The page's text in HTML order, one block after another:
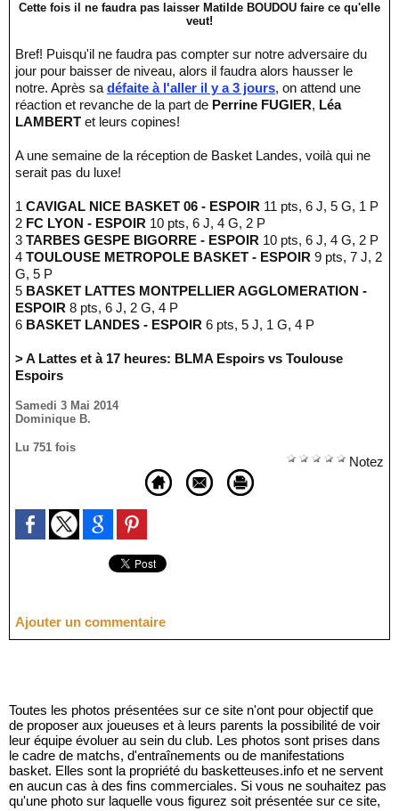
Cette fois il ne faudra pas laisser Matilde BOUDOU faire ce qu'elle
veut!
Bref! Puisqu'il ne faudra pas compter sur notre adversaire du
jour pour baisser de niveau, alors il faudra alors hausser le
notre. Après sa défaite à l'aller il y a 3 jours, on attend une
réaction et revanche de la part de Perrine FUGIER, Léa
LAMBERT et leurs copines!
A une semaine de la réception de Basket Landes, voilà qui ne
serait pas du luxe!
1 CAVIGAL NICE BASKET 06 - ESPOIR 11 pts, 6 J, 5 G, 1 P
2 FC LYON - ESPOIR 10 pts, 6 J, 4 G, 2 P
3 TARBES GESPE BIGORRE - ESPOIR 10 pts, 6 J, 4 G, 2 P
4 TOULOUSE METROPOLE BASKET - ESPOIR 9 pts, 7 J, 2
G, 5 P
5 BASKET LATTES MONTPELLIER AGGLOMERATION -
ESPOIR 8 pts, 6 J, 2 G, 4 P
6 BASKET LANDES - ESPOIR 6 pts, 5 J, 1 G, 4 P
> A Lattes et à 17 heures: BLMA Espoirs vs Toulouse
Espoirs
Samedi 3 Mai 2014
Dominique B.
Lu 751 fois
Notez
Ajouter un commentaire
Toutes les photos présentées sur ce site n'ont pour objectif que
de proposer aux joueuses et à leurs parents la possibilité de voir
leur équipe évoluer au sein du club. Les photos sont prises dans
le cadre de matchs, d'entraînements ou de manifestations
basket. Elles sont la propriété du basketteuses.info et ne servent
en aucun cas à des fins commerciales. Si vous ne souhaitez pas
qu'une photo sur laquelle vous figurez soit présentée sur ce site,